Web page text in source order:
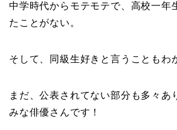
中学時代からモテモテで、高校一年
たことがない。
そして、同級生好きと言うこともわ
まだ、公表されてない部分も多々あ
みな俳優さんです！